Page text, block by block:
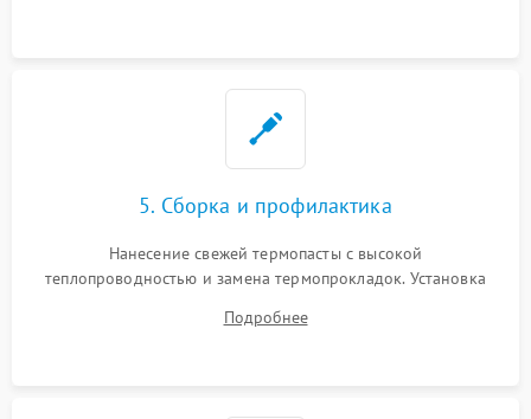
5. Сборка и профилактика
Нанесение свежей термопасты с высокой
теплопроводностью и замена термопрокладок. Установка
шлейфов, модулей памяти и накопителей. Предварительная
Подробнее